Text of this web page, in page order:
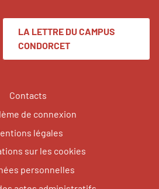
LA LETTRE DU CAMPUS
CONDORCET
Contacts
de connexion
légales
sur les cookies
personnelles